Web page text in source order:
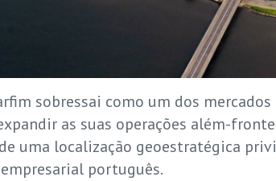
sobressai como um dos
as suas operações além-
uma localização geoestratégica
português.